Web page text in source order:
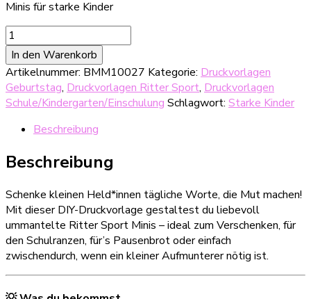
Minis für starke Kinder
Mutmacher-
Banderolen
für
Ritter
Sport
Minis
für
starke
Menge
In den Warenkorb
Artikelnummer: BMM10027 Kategorie: Druckvorlagen
Geburtstag, Druckvorlagen Ritter Sport, Druckvorlagen
Schule/Kindergarten/Einschulung Schlagwort: Starke Kinder
Beschreibung
Beschreibung
Schenke kleinen Held*innen tägliche Worte, die Mut machen!
Mit dieser DIY-Druckvorlage gestaltest du liebevoll
ummantelte Ritter Sport Minis – ideal zum Verschenken, für
den Schulranzen, für’s Pausenbrot oder einfach
zwischendurch, wenn ein kleiner Aufmunterer nötig ist.